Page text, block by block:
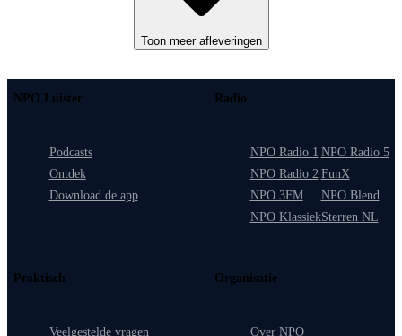
Toon meer afleveringen
NPO Luister
Podcasts
Ontdek
Download de app
Radio
NPO Radio 1
NPO Radio 2
NPO 3FM
NPO Klassiek
NPO Radio 5
FunX
NPO Blend
Sterren NL
Praktisch
Veelgestelde vragen
Organisatie
Over NPO